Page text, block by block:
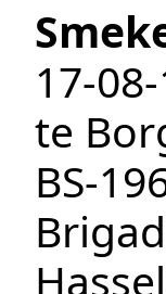
te
BS-